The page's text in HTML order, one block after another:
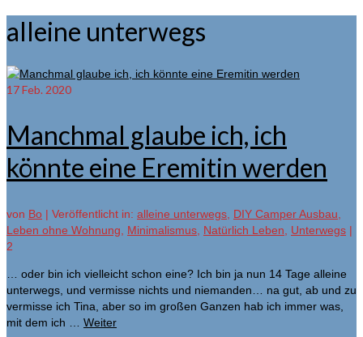
alleine unterwegs
17Feb. 2020
Manchmal glaube ich, ich
könnte eine Eremitin werden
von Bo | Veröffentlicht in: alleine unterwegs DIY Camper Ausbau
Leben ohne Wohnung
Minimalismus Natürlich Leben Unterwegs |
2
… oder bin ich vielleicht schon eine? Ich bin ja nun 14 Tage alleine
unterwegs, und vermisse nichts und niemanden… na gut, ab und zu
vermisse ich Tina, aber so im großen Ganzen hab ich immer was,
mit dem ich … Weiter